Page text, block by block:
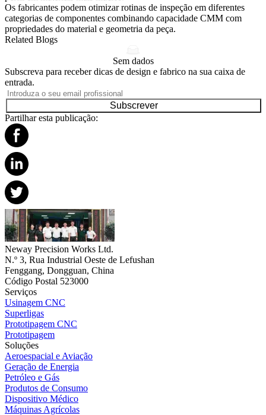
Os fabricantes podem otimizar rotinas de inspeção em diferentes
categorias de componentes combinando capacidade CMM com
propriedades do material e geometria da peça.
Related Blogs
Sem dados
Subscreva para receber dicas de design e fabrico na sua caixa de
entrada.
Subscrever
Partilhar esta publicação:
Neway Precision Works Ltd.
N.º 3, Rua Industrial Oeste de Lefushan
Fenggang, Dongguan, China
Código Postal 523000
Serviços
Usinagem CNC
Superligas
Prototipagem CNC
Prototipagem
Soluções
Aeroespacial e Aviação
Geração de Energia
Petróleo e Gás
Produtos de Consumo
Dispositivo Médico
Máquinas Agrícolas